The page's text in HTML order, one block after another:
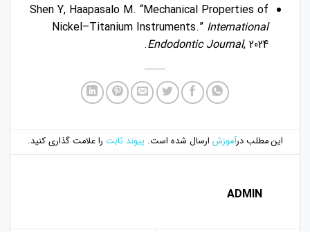
Shen Y, Haapasalo M. “Mechanical Properties of
Nickel–Titanium Instruments.” International
Endodontic Journal, 2024.
این مطلب درآموزش ارسال شده است. پیوند ثابت را علامت گذاری کنید.
ADMIN